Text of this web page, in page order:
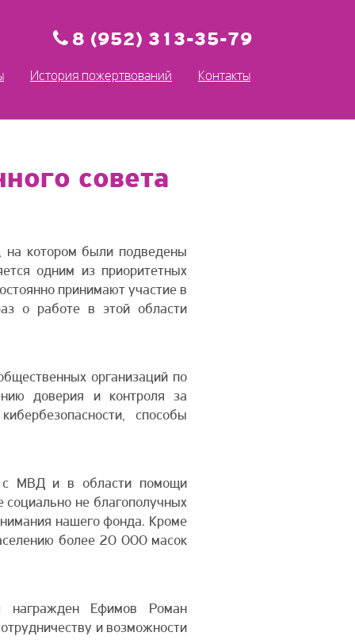
8 (952) 313-35-79
История пожертвований Контакты
совета
котором были подведены
одним из приоритетных
принимают участие в
о работе в этой области
организаций по
доверия и контроля за
способы
с МВД и в области помощи
не благополучных
нашего фонда. Кроме
более 20 000 масок
награжден Ефимов Роман
и возможности